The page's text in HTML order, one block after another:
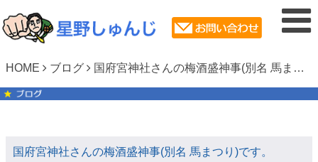
HOME ブログ 国府宮神社さんの梅酒盛神事(別名 馬まつり)です。⁡⁡
国府宮神社さんの梅酒盛神事(別名 馬まつり)です。⁡⁡